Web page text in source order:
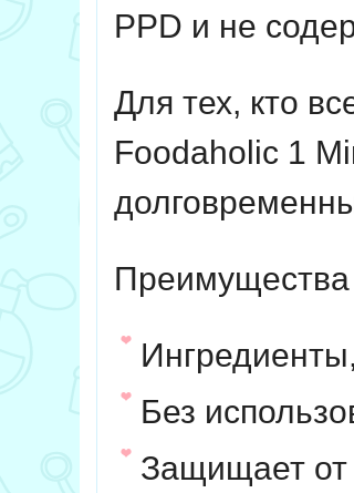
PPD и не
Для тех, кто
Foodaholic 1
Преимущества
Без
Защищает от